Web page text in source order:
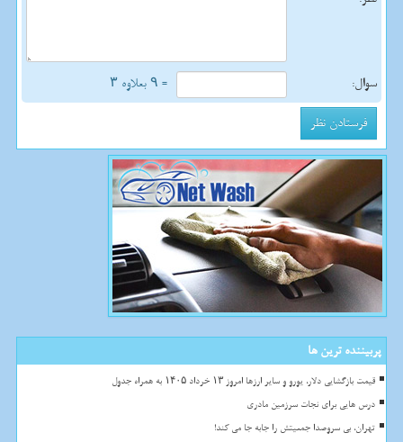
سوال: = ۹ بعلاوه ۳
پربیننده ترین ها
قیمت بازگشایی دلار، یورو و سایر ارزها امروز ۱۳ خرداد ۱۴۰۵ به همراه جدول
درس هایی برای نجات سرزمین مادری
تهران، بی سروصدا جمعیتش را جابه جا می کند!